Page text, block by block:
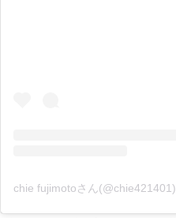
chie fujimotoさん